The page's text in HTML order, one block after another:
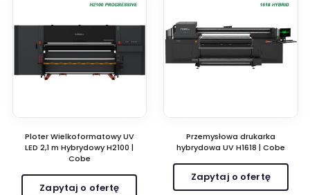
Ploter Wielkoformatowy UV
LED 2,1 m Hybrydowy H2100 |
Cobe
Zapytaj o ofertę
Przemysłowa drukarka
hybrydowa UV H1618 | Cobe
Zapytaj o ofertę